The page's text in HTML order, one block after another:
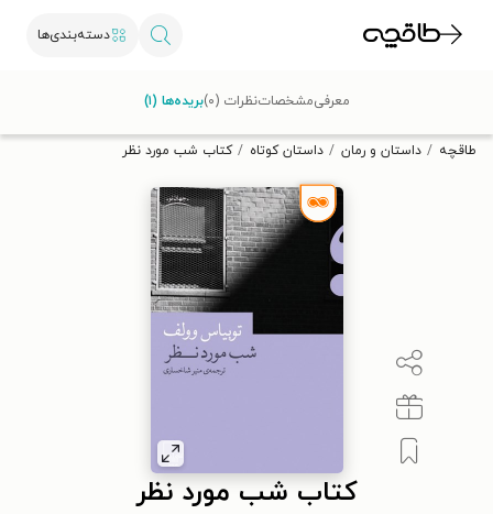
دسته‌بندی‌ها
تخفیف از طاقچه دریافت کن.
طاقچه داستان و رمان داستان کوتاه کتاب شب مورد نظر
کتاب شب مورد نظر
معرفیمشخصاتنظرات (۰) بریده‌ها (۱)